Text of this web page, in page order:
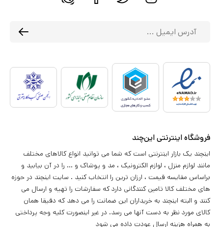
فروشگاه اینترنتی این‌چند
اینچند یک بازار اینترنتی است که شما می توانید انواع کالاهای مختلف
مانند لوازم منزل ، لوازم الکترونیک ، مد و پوشاک و ... را در آن بیابید و
براساس مقایسه قیمت ، ارزان ترین را انتخاب کنید . سایت اینچند در حوزه
های مختلف کالا تامین کنندگانی دارد که سفارشات را تهیه و ارسال می
کنند و البته اینچند به خریداران این ضمانت را می دهد که دقیقا همان
کالای مورد نظر به دست آنها می رسد. در غیر اینصورت کلیه وجه پرداختی
به همراه هزینه ارسال عودت داده می شود